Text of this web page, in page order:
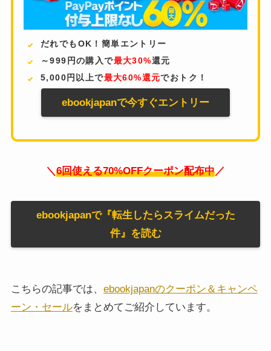
だれでもOK！簡単エントリー
～999円の購入で最大30%還元
5,000円以上で最大60%還元でおトク！
ebookjapanで今すぐエントリー
＼6回使える70%OFFクーポン配布中／
ebookjapanで『転生したらスライムだった
件』を読む
こちらの記事では、 ebookjapanのクーポン＆キャンペ
ーン・セールをまとめてご紹介しています。